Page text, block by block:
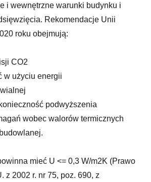
i wewnętrzne warunki budynku i
Rekomendacje Unii
roku obejmują:
CO2
w użyciu energii
podwyższenia
wobec walorów termicznych
mieć U <= 0,3 W/m2K (Prawo
z 2002 r. nr 75, poz. 690, z